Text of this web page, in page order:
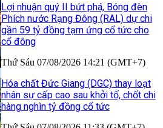
Lợi nhuận quý II bứt phá, Bóng đèn
Phích nước Rạng Đông (RAL) dự chi
gần 59 tỷ đồng tạm ứng cổ tức cho
cổ đông
Thứ Sáu 07/08/2026 14:21 (GMT+7)
Hóa chất Đức Giang (DGC) thay loạt
nhân sự cấp cao sau khởi tố, chốt chi
hàng nghìn tỷ đồng cổ tức